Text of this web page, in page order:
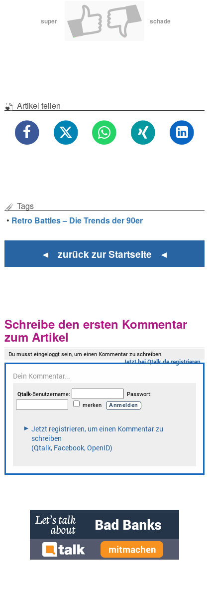
super schade
Artikel teilen
Tags
• Retro Battles – Die Trends der 90er
◄ zurück zur Startseite ◄
Schreibe den ersten Kommentar
zum Artikel